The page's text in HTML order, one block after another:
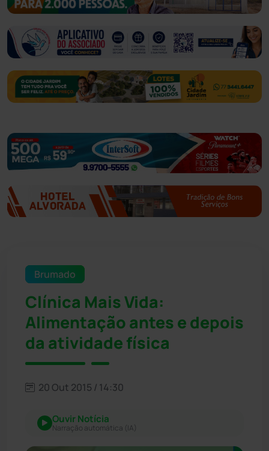
Brumado
Clínica Mais Vida:
Alimentação antes e depois
da atividade física
20 Out 2015 / 14:30
Ouvir Notícia
Narração automática (IA)